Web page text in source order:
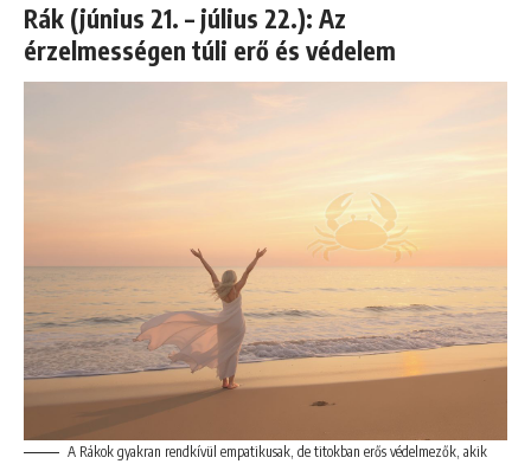
Rák (június 21. – július 22.): Az
érzelmességen túli erő és védelem
A Rákok gyakran rendkívül empatikusak, de titokban erős védelmezők, akik